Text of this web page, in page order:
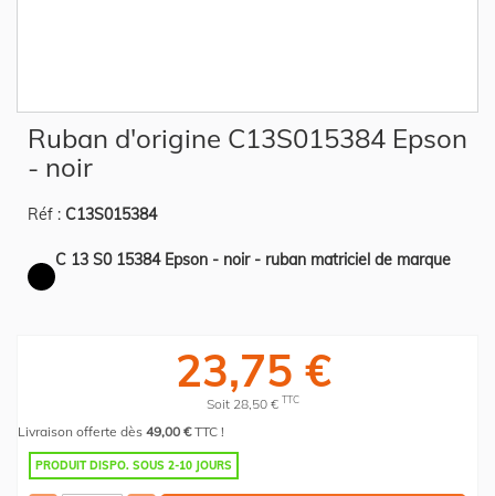
the
beginning
images
Ruban d'origine C13S015384 Epson
- noir
Réf : C13S015384
C 13 S0 15384 Epson - noir - ruban matriciel de marque
23,75 €
Soit 28,50 € TTC
Livraison offerte dès 49,00 €TTC !
PRODUIT DISPO. SOUS 2-10 JOURS